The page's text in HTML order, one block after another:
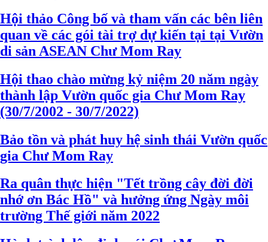
Hội thảo Công bố và tham vấn các bên liên
quan về các gói tài trợ dự kiến tại tại Vườn
di sản ASEAN Chư Mom Ray
Hội thao chào mừng kỷ niệm 20 năm ngày
thành lập Vườn quốc gia Chư Mom Ray
(30/7/2002 - 30/7/2022)
Bảo tồn và phát huy hệ sinh thái Vườn quốc
gia Chư Mom Ray
Ra quân thực hiện "Tết trồng cây đời đời
nhớ ơn Bác Hồ" và hưởng ứng Ngày môi
trường Thế giới năm 2022